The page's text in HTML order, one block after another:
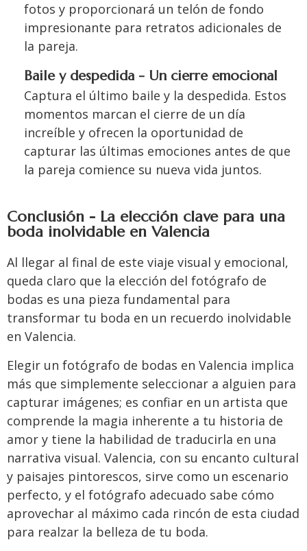
fotos y proporcionará un telón de fondo
impresionante para retratos adicionales de
la pareja.
Baile y despedida - Un cierre emocional
Captura el último baile y la despedida. Estos
momentos marcan el cierre de un día
increíble y ofrecen la oportunidad de
capturar las últimas emociones antes de que
la pareja comience su nueva vida juntos.
Conclusión - La elección clave para una
boda inolvidable en Valencia
Al llegar al final de este viaje visual y emocional,
queda claro que la elección del fotógrafo de
bodas es una pieza fundamental para
transformar tu boda en un recuerdo inolvidable
en Valencia.
Elegir un fotógrafo de bodas en Valencia implica
más que simplemente seleccionar a alguien para
capturar imágenes; es confiar en un artista que
comprende la magia inherente a tu historia de
amor y tiene la habilidad de traducirla en una
narrativa visual. Valencia, con su encanto cultural
y paisajes pintorescos, sirve como un escenario
perfecto, y el fotógrafo adecuado sabe cómo
aprovechar al máximo cada rincón de esta ciudad
para realzar la belleza de tu boda.